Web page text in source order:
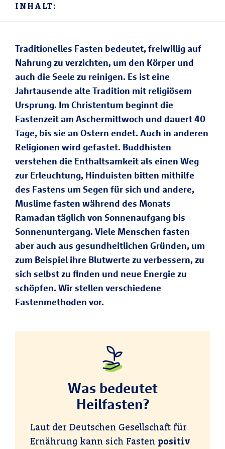
INHALT:
Traditionelles Fasten bedeutet, freiwillig auf
Nahrung zu verzichten, um den Körper und
auch die Seele zu reinigen. Es ist eine
Jahrtausende alte Tradition mit religiösem
Ursprung. Im Christentum beginnt die
Fastenzeit am Aschermittwoch und dauert 40
Tage, bis sie an Ostern endet. Auch in anderen
Religionen wird gefastet. Buddhisten
verstehen die Enthaltsamkeit als einen Weg
zur Erleuchtung, Hinduisten bitten mithilfe
des Fastens um Segen für sich und andere,
Muslime fasten während des Monats
Ramadan täglich von Sonnenaufgang bis
Sonnenuntergang. Viele Menschen fasten
aber auch aus gesundheitlichen Gründen, um
zum Beispiel ihre Blutwerte zu verbessern, zu
sich selbst zu finden und neue Energie zu
schöpfen. Wir stellen verschiedene
Fastenmethoden vor.
Was bedeutet
Heilfasten?
Laut der Deutschen Gesellschaft für
Ernährung kann sich Fasten positiv